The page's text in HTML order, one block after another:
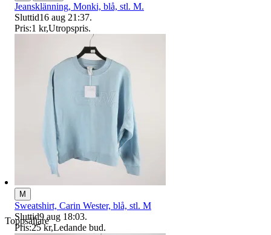
Toppsäljare
Jeansklänning, Monki, blå, stl. M.
Sluttid16 aug 21:37.
Pris:1 kr,Utropspris.
M
Sweatshirt, Carin Wester, blå, stl. M
Sluttid9 aug 18:03.
Pris:25 kr,Ledande bud.